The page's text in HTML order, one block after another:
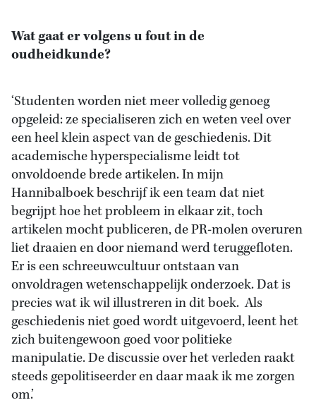
Wat gaat er volgens u fout in de
oudheidkunde?
‘Studenten worden niet meer volledig genoeg
opgeleid: ze specialiseren zich en weten veel over
een heel klein aspect van de geschiedenis. Dit
academische hyperspecialisme leidt tot
onvoldoende brede artikelen. In mijn
Hannibalboek beschrijf ik een team dat niet
begrijpt hoe het probleem in elkaar zit, toch
artikelen mocht publiceren, de PR-molen overuren
liet draaien en door niemand werd teruggefloten.
Er is een schreeuwcultuur ontstaan van
onvoldragen wetenschappelijk onderzoek. Dat is
precies wat ik wil illustreren in dit boek. Als
geschiedenis niet goed wordt uitgevoerd, leent het
zich buitengewoon goed voor politieke
manipulatie. De discussie over het verleden raakt
steeds gepolitiseerder en daar maak ik me zorgen
om.’